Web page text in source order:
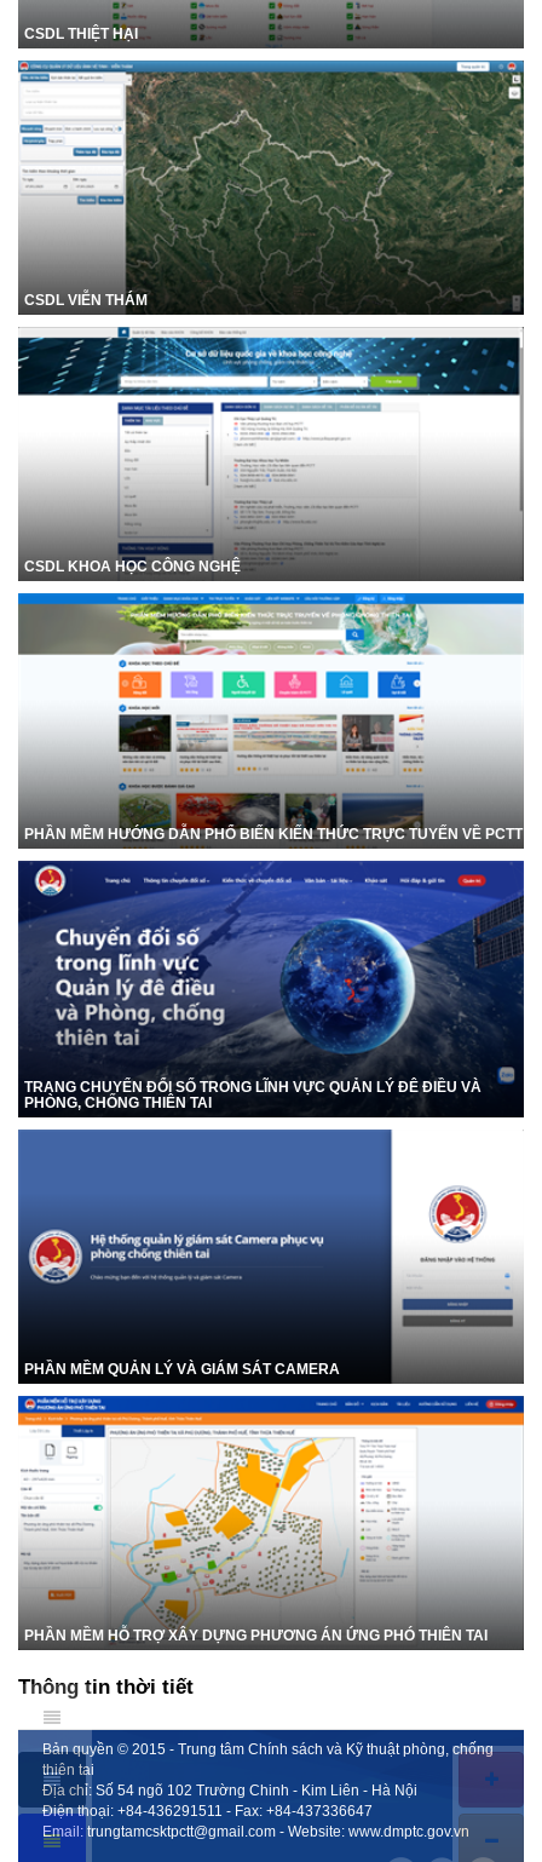
CSDL THIỆT HẠI
CSDL VIỄN THÁM
CSDL KHOA HỌC CÔNG NGHỆ
PHẦN MỀM HƯỚNG DẪN PHỔ BIẾN KIẾN THỨC TRỰC TUYẾN VỀ PCTT
TRANG CHUYỂN ĐỔI SỐ TRONG LĨNH VỰC QUẢN LÝ ĐÊ ĐIỀU VÀ
PHÒNG, CHỐNG THIÊN TAI
PHẦN MỀM QUẢN LÝ VÀ GIÁM SÁT CAMERA
PHẦN MỀM HỖ TRỢ XÂY DỰNG PHƯƠNG ÁN ỨNG PHÓ THIÊN TAI
Thông tin thời tiết
Bản quyền © 2015 - Trung tâm Chính sách và Kỹ thuật phòng, chống
thiên tai
Địa chỉ: Số 54 ngõ 102 Trường Chinh - Kim Liên - Hà Nội
Điện thoại: +84-436291511 - Fax: +84-437336647
Email: trungtamcsktpctt@gmail.com - Website: www.dmptc.gov.vn